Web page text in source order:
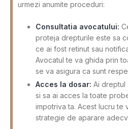
urmezi anumite proceduri:
Consultatia avocatului:
proteja drepturile este sa
ce ai fost retinut sau
Avocatul te va ghida prin
se va asigura ca sunt
Acces la dosar: Ai dreptul
si sa ai acces la toate
impotriva ta. Acest lucru te
strategie de aparare